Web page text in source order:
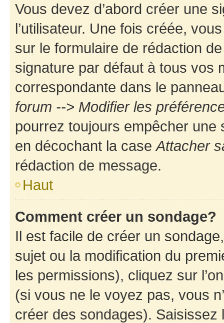
Vous devez d’abord créer une
l’utilisateur. Une fois créée,
sur le formulaire de rédaction
signature par défaut à tous vos
correspondante dans le
forum --> Modifier les
pourrez toujours empêcher une
en décochant la caseAttacher
rédaction de message.
Haut
Comment créer un sondage?
Il est facile de créer un
sujet ou la modification du
les permissions), cliquez sur
(si vous ne le voyez pas, vous
créer des sondages).